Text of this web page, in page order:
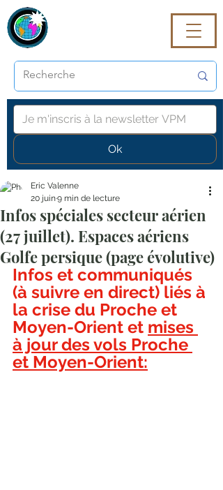
Ok
Infos spéciales secteur aérien
(27 juillet). Espaces aériens
Golfe persique (page évolutive)
Eric Valenne
20 juin9 min de lecture
Infos et communiqués
(à suivre en direct) liés à
la crise du Proche et
Moyen-Orient et mises
à jour des vols Proche
et Moyen-Orient: